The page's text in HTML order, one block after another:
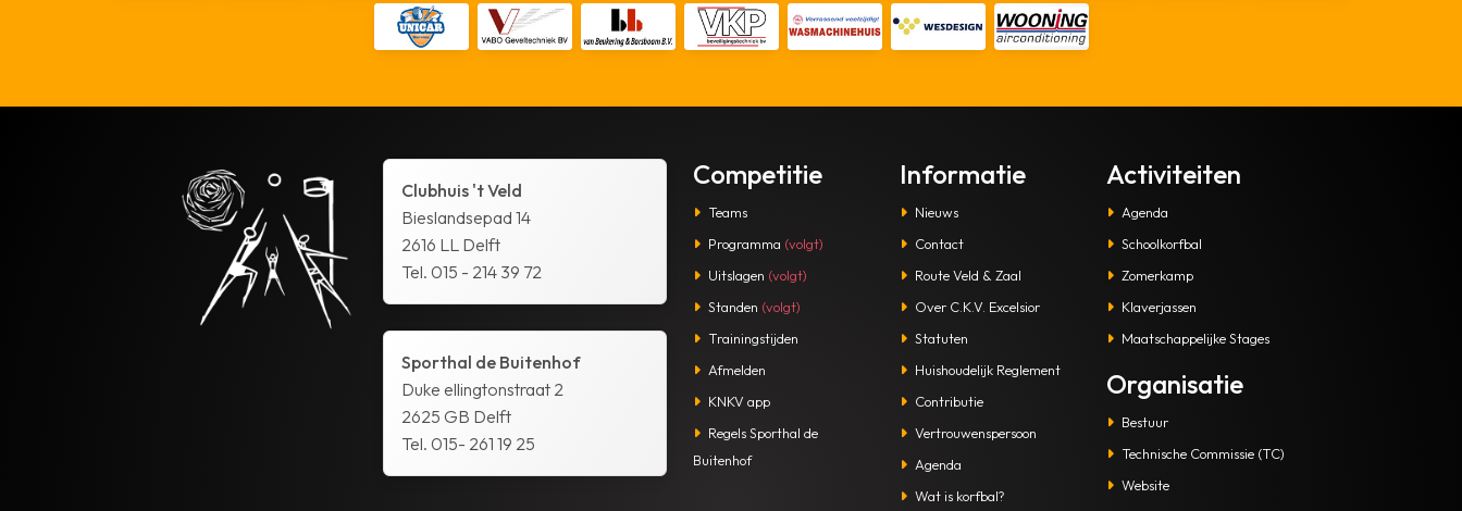
Clubhuis 't Veld
Bieslandsepad 14
2616 LL Delft
Tel. 015 - 214 39 72
Sporthal de Buitenhof
Duke ellingtonstraat 2
2625 GB Delft
Tel. 015- 261 19 25
Competitie
Teams
Programma (volgt)
Uitslagen (volgt)
Standen (volgt)
Trainingstijden
Afmelden
KNKV app
Regels Sporthal de
Buitenhof
Informatie
Nieuws
Contact
Route Veld & Zaal
Over C.K.V. Excelsior
Statuten
Huishoudelijk Reglement
Contributie
Vertrouwenspersoon
Agenda
Wat is korfbal?
Activiteiten
Agenda
Schoolkorfbal
Zomerkamp
Klaverjassen
Maatschappelijke Stages
Organisatie
Bestuur
Technische Commissie (TC)
Website